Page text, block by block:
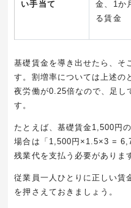
い手当て 金、 1 か
る賃金
基礎賃金を導き出せたら、そ
す。割増率については上述の
夜労働が0.25倍なので、足し
す。
たとえば、基礎賃金1,500 円
場合は「 1,500 円 ×1.5×3 =
残業代を支払う必要がありま
従業員一人ひとりに正しい賃
を押さえておきましょう。